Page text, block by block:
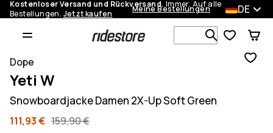
Kostenloser Versand und Rückversand. Immer. Auf alle
Bestellungen. Jetzt kaufen Meine Bestellungen DE
Dope
Yeti W
Snowboardjacke Damen 2X-Up Soft Green
111,93 € 159,90 €